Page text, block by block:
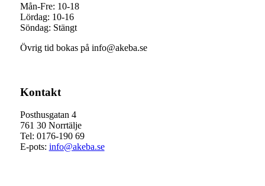
Mån-Fre: 10-18
Lördag: 10-16
Söndag: Stängt
Övrig tid bokas på info@akeba.se
Kontakt
Posthusgatan 4
761 30 Norrtälje
Tel: 0176-190 69
E-pots: info@akeba.se